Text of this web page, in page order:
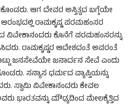
ಆಗ ದೇವರ ಅಸ್ತಿತ್ವದ ಬಗ್ಗೆಯೇ
ಆರಂಭದಲ್ಲಿ ರಾಮಕೃಷ್ಣ ಪರಮಹಂಸರ
ವಿವೇಕಾನಂದರು ಕೊನೆಗೆ ಪರಮಹಂಸರನ್ನು
ರಾಮಕೃಷ್ಣರ ಆದೇಶದಂತೆ ಅವರಂತೆ
ಜನಸೇವೆಯೇ ಜನಾರ್ದನ ಸೇವೆ ಎಂದು
ಸನ್ಯಾಸ ಧರ್ಮದ ವ್ಯಾಪ್ತಿಯನ್ನು
ಸ್ವಾಮಿ ವಿವೇಕಾನಂದರು ಕೇವಲ
ಭಾರತವನ್ನು ಮೌಢ್ಯದಿಂದ ಮೇಲಕ್ಕೆತ್ತಿದ